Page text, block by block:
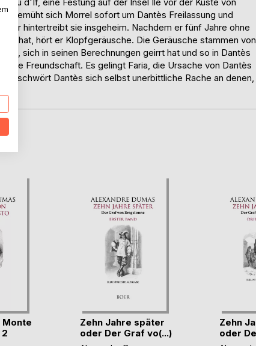
bemüht sich Morrel sofort um Dantès Freilassung und
hintertreibt sie insgeheim. Nachdem er fünf Jahre ohne
hat, hört er Klopfgeräusche. Die Geräusche stammen von
sich in seinen Berechnungen geirrt hat und so in Dantès
Freundschaft. Es gelingt Faria, die Ursache von Dantès
schwört Dantès sich selbst unerbittliche Rache an denen,
Monte
Zehn Jahre später
oder Der Graf vo(...)
Zehn
oder